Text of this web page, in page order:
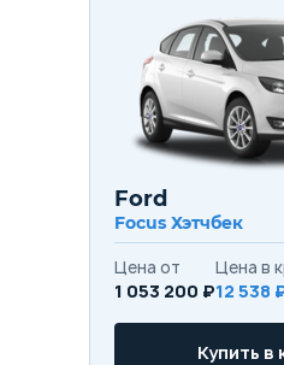
Ford
Focus Хэтчбек
Цена от
1 053 200 ₽
Цена в
12 538
Купить в